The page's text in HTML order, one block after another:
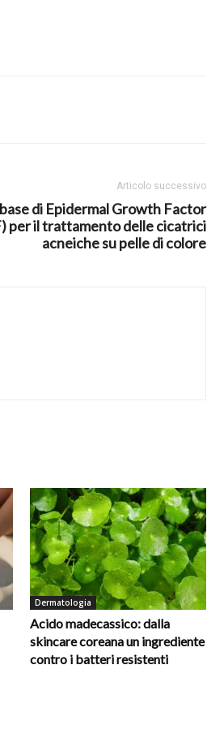
Articolo successivo
di Epidermal Growth Factor
per il trattamento delle cicatrici
acneiche su pelle di colore
Dermatologia
Acido madecassico: dalla
skincare coreana un ingrediente
contro i batteri resistenti